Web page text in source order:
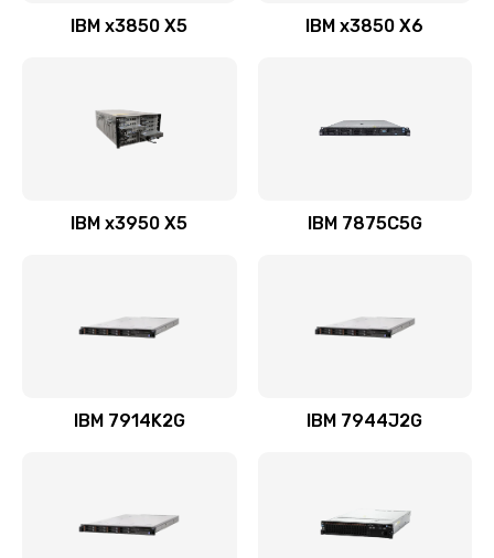
IBM x3850 X5 IBM x3850 X6
IBM x3950 X5 IBM 7875C5G
IBM 7914K2G IBM 7944J2G